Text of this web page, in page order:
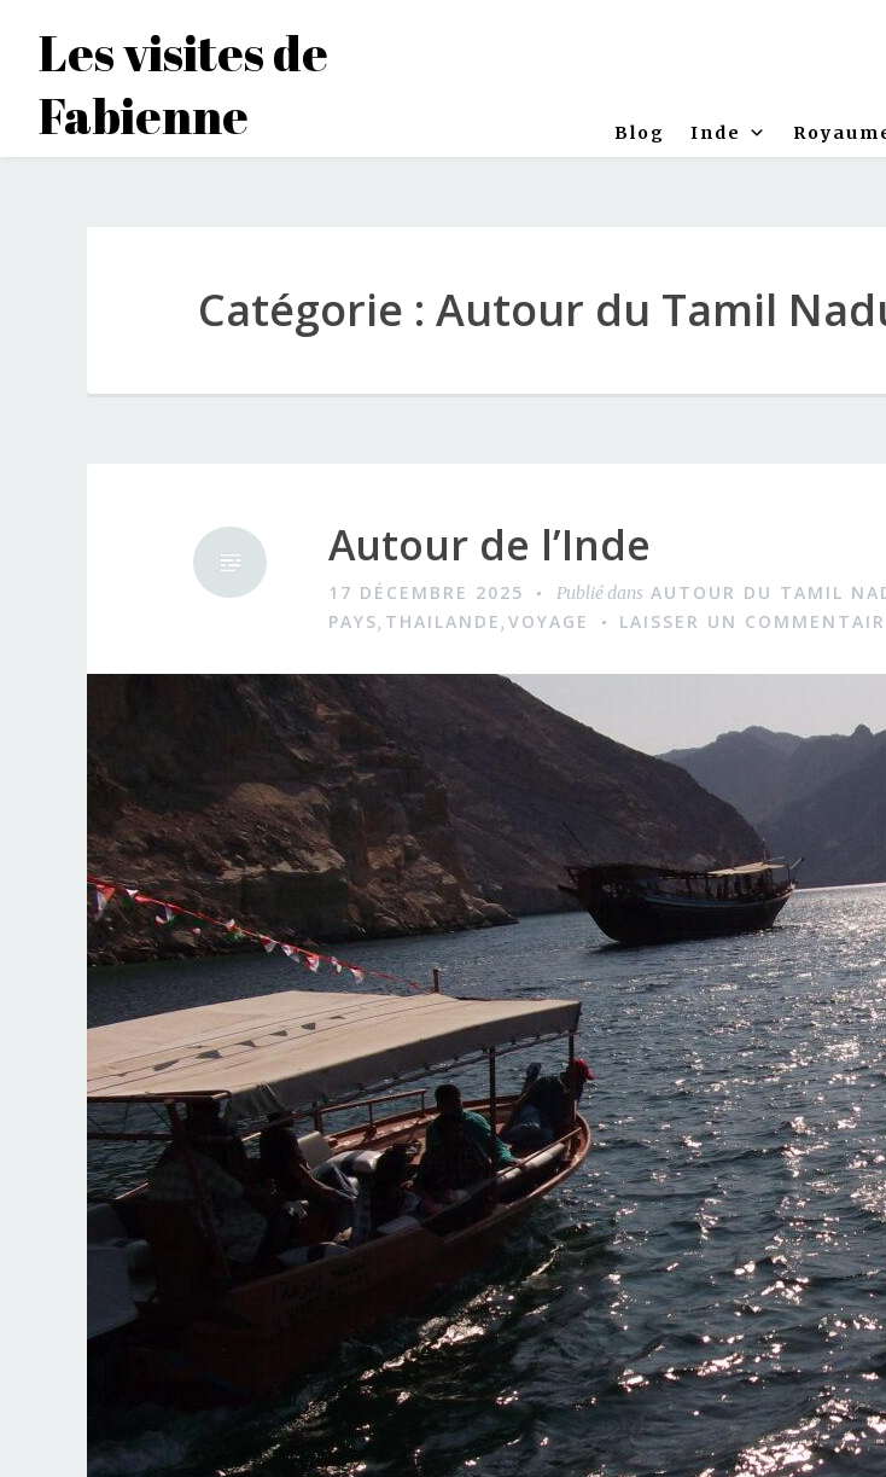
contenu
principal
Les visites de
Fabienne
Blog Inde
Catégorie :Autour du Tamil
Autour de l’Inde
17 DÉCEMBRE 2025 Publié dans AUTOUR DU TAMIL
PAYS, THAILANDE, VOYAGE LAISSER UN